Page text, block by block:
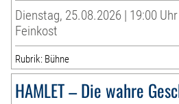
Dienstag, 25.08.2026 | 19:00 Uhr
Feinkost
Rubrik: Bühne
HAMLET – Die wahre